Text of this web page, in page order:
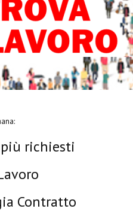
richiesti
Contratto